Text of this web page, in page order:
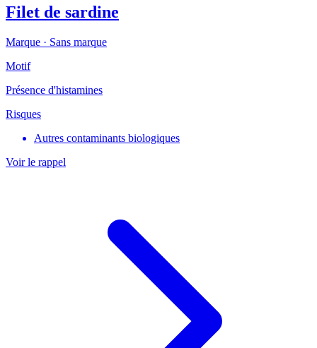
Filet de sardine
Marque · Sans marque
Motif
Présence d'histamines
Risques
Autres contaminants biologiques
Voir le rappel